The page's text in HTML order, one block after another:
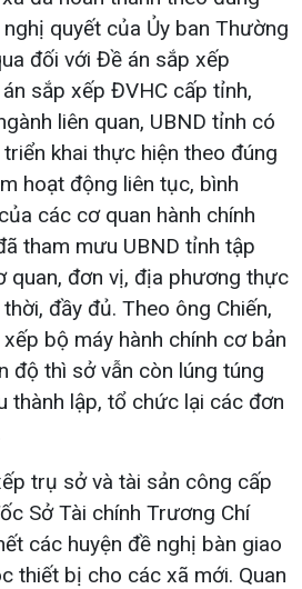
quyết của Ủy ban Thường
đối với Đề án sắp xếp
sắp xếp ĐVHC cấp tỉnh,
liên quan, UBND tỉnh có
khai thực hiện theo đúng
hoạt động liên tục, bình
các cơ quan hành chính
tham mưu UBND tỉnh tập
quan, đơn vị, địa phương thực
đầy đủ. Theo ông Chiến,
bộ máy hành chính cơ bản
độ thì sở vẫn còn lúng túng
thành lập, tổ chức lại các đơn
trụ sở và tài sản công cấp
Sở Tài chính Trương Chí
các huyện đề nghị bàn giao
thiết bị cho các xã mới. Quan